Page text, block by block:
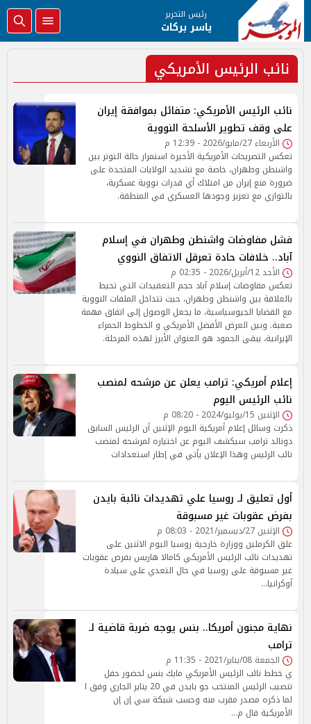
رئيس التحرير
ياسر بركات
نائب الرئيس الأمريكي
نائب الرئيس الأمريكي: متفائل بموافقة إيران
على وقف تطوير الأسلحة النووية
الأربعاء 27/مايو/2026 - 12:39 م
تعكس التصريحات الأمريكية الأخيرة استمرار حالة التوتر بين
واشنطن وطهران، خاصة مع تشديد الولايات المتحدة على
ضرورة منع إيران من امتلاك أي قدرات نووية عسكرية،
بالتوازي مع تعزيز وجودها العسكري في المنطقة.
فشل مفاوضات واشنطن وطهران في إسلام
آباد.. خلافات حادة تعرقل الاتفاق النووي
الأحد 12/أبريل/2026 - 02:35 م
تعكس مفاوضات إسلام آباد حجم التعقيدات التي تحيط
بالعلاقة بين واشنطن وطهران، حيث تتداخل الملفات النووية
مع القضايا الجيوسياسية، ما يجعل الوصول إلى اتفاق مهمة
صعبة. وبين العرض الأفضل الأمريكي و الخطوط الحمراء
الإيرانية، يبقى الجمود هو العنوان الأبرز لهذه المرحلة.
إعلام أمريكي: ترامب يعلن عن مرشحه لمنصب
نائب الرئيس اليوم
الإثنين 15/يوليو/2024 - 08:20 م
ذكرت وسائل إعلام أمريكية اليوم الإثنين أن الرئيس السابق
دونالد ترامب سيكشف اليوم عن اختياره لمرشحه لمنصب
نائب الرئيس وهذا الإعلان يأتي في إطار استعدادات
أول تعليق لـ روسيا علي تهديدات نائبة بايدن
بفرض عقوبات غير مسبوقة
الإثنين 27/ديسمبر/2021 - 08:03 م
علق الكرملين ووزارة خارجية روسيا اليوم الاثنين على
تهديدات نائب الرئيس الأمريكي كامالا هاريس بفرض عقوبات
غير مسبوقة على روسيا في حال التعدي على سيادة
أوكرانيا…
نهاية مجنون أمريكا.. بنس يوجه ضربة قاضية لـ
ترامب
الجمعة 08/يناير/2021 - 11:35 م
ي خطط نائب الرئيس الأمريكي مايك بنس لحضور حفل
تنصيب الرئيس المنتخب جو بايدن في 20 يناير الجاري وفق ا
لما ذكره مصدر مقرب منه وحسب شبكة سي إن إن
الأمريكية قال م…